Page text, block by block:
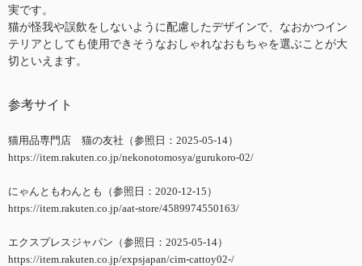
実です。
猫が怪我や誤飲をしないように配慮したデザインで、なおかつイン
テリアとしても使用できそうなおしゃれなおもちゃを選ぶことが大
切といえます。
参考サイト
猫用品専門店 猫の友社（参照日：2025-05-14）
https://item.rakuten.co.jp/nekonotomosya/gurukoro-02/
にゃんともわんとも（参照日：2020-12-15）
https://item.rakuten.co.jp/aat-store/4589974550163/
エクスプレスジャパン（参照日：2025-05-14）
https://item.rakuten.co.jp/expsjapan/cim-cattoy02-/